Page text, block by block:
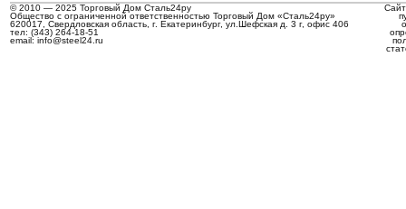
© 2010 — 2025 Торговый Дом Сталь24ру
Общество с ограниченной ответственностью Торговый Дом «Сталь24ру»
620017, Свердловская область, г. Екатеринбург, ул.Шефская д. 3 г, офис 406
тел: (343) 264-18-51
email: info@steel24.ru